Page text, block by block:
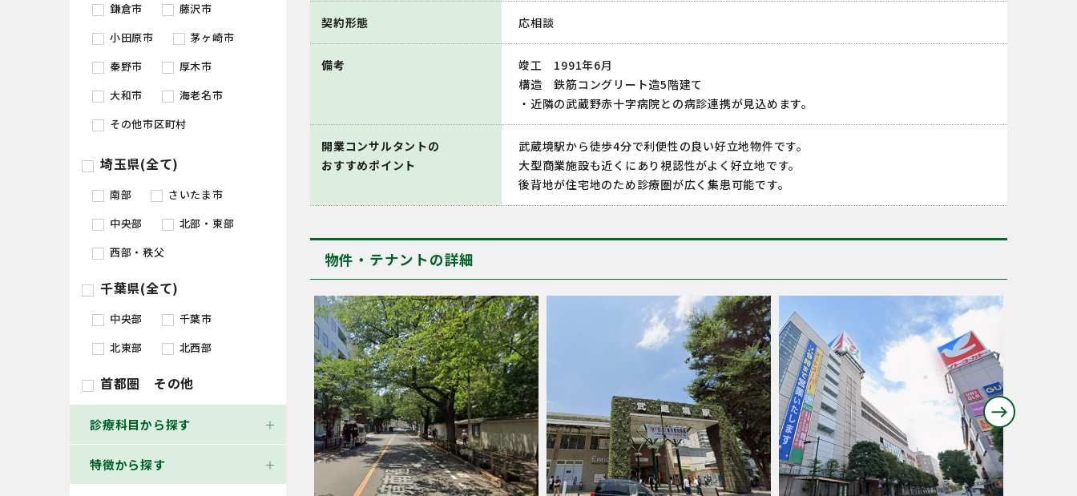
鎌倉市
藤沢市
小田原市
茅ヶ崎市
秦野市
厚木市
大和市
海老名市
その他市区町村
埼玉県(全て)
南部
さいたま市
中央部
北部・東部
西部・秩父
千葉県(全て)
中央部
千葉市
北東部
北西部
首都圏 その他
診療科目から探す
特徴から探す
契約形態 応相談
備考
竣工 1991年6月
構造 鉄筋コングリート造5階建て
・近隣の武蔵野赤十字病院との病診連携が見込めます。
開業コンサルタントの
おすすめポイント
武蔵境駅から徒歩4分で利便性の良い好立地物件です。
大型商業施設も近くにあり視認性がよく好立地です。
後背地が住宅地のため診療圏が広く集患可能です。
物件・テナントの詳細